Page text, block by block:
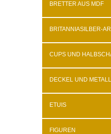
BRETTER AUS MDF
BRITANNIASILBER-
CUPS UND
DECKEL UND
ETUIS
FIGUREN